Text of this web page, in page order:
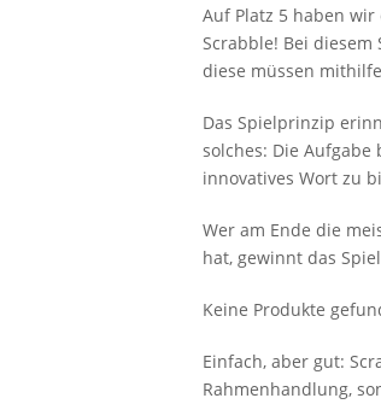
Auf Platz 5 haben
Scrabble! Bei
diese müssen
Das Spielprinzip
solches: Die
innovatives Wort zu
Wer am Ende die
hat, gewinnt das
Keine Produkte
Einfach, aber gut:
Rahmenhandlung,